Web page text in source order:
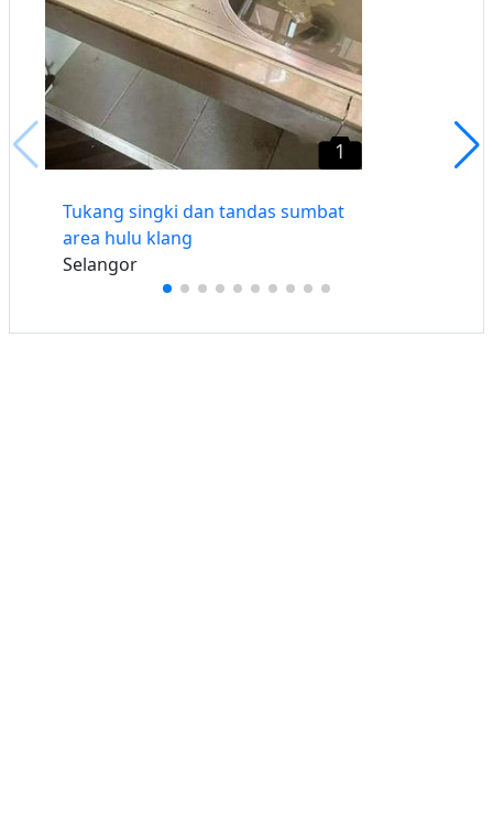
1
Tukang singki dan tandas sumbat
area hulu klang
Selangor